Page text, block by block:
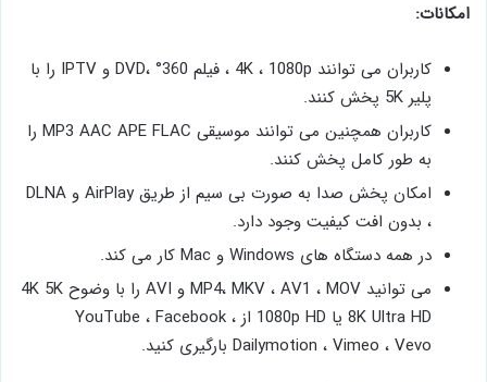
امکانات:
کاربران می توانند 4K ، 1080p ، فیلم 360° ،DVD و IPTV را با
پلیر 5K پخش کنند.
کاربران همچنین می توانند موسیقی MP3 AAC APE FLAC را
به طور کامل پخش کنند.
امکان پخش صدا به صورت بی سیم از طریق AirPlay و DLNA
، بدون افت کیفیت وجود دارد.
در همه دستگاه های Windows و Mac کار می کند.
می توانید MP4، MKV ، AV1 ، MOV و AVI را با وضوح 4K 5K
8K Ultra HD یا 1080p HD از YouTube ، Facebook ،
Dailymotion ، Vimeo ، Vevo بارگیری کنید.